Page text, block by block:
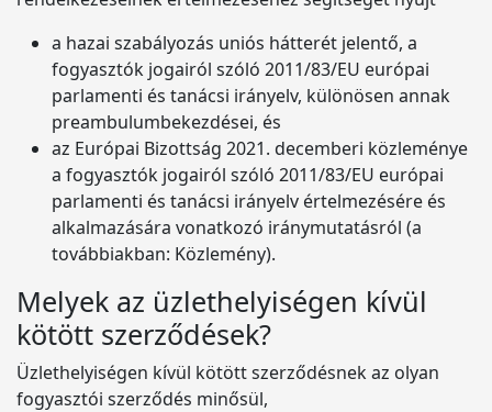
a hazai szabályozás uniós hátterét jelentő, a
fogyasztók jogairól szóló 2011/83/EU európai
parlamenti és tanácsi irányelv, különösen annak
preambulumbekezdései, és
az Európai Bizottság 2021. decemberi közleménye
a fogyasztók jogairól szóló 2011/83/EU európai
parlamenti és tanácsi irányelv értelmezésére és
alkalmazására vonatkozó iránymutatásról (a
továbbiakban: Közlemény).
Melyek az üzlethelyiségen kívül
kötött szerződések?
Üzlethelyiségen kívül kötött szerződésnek az olyan
fogyasztói szerződés minősül,